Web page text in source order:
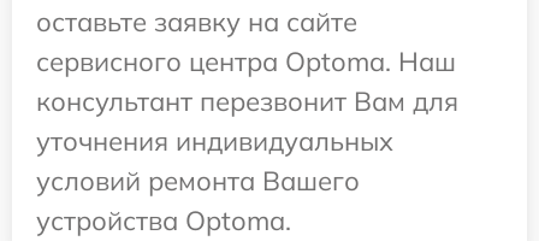
оставьте заявку на сайте
сервисного центра Optoma. Наш
консультант перезвонит Вам для
уточнения индивидуальных
условий ремонта Вашего
устройства Optoma.